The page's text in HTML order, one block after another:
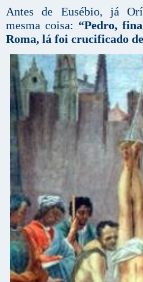
Antes de Eusébio, já
mesma coisa: “Pedro,
Roma, lá foi crucificado